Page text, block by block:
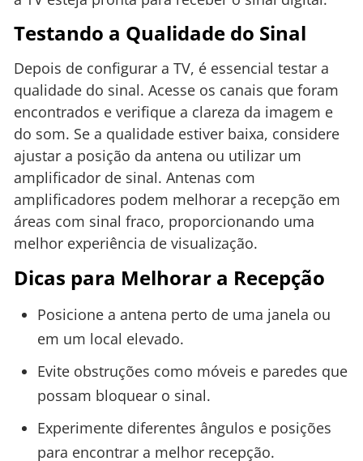
Testando a Qualidade do Sinal
Depois de configurar a TV, é essencial testar a
qualidade do sinal. Acesse os canais que foram
encontrados e verifique a clareza da imagem e
do som. Se a qualidade estiver baixa, considere
ajustar a posição da antena ou utilizar um
amplificador de sinal. Antenas com
amplificadores podem melhorar a recepção em
áreas com sinal fraco, proporcionando uma
melhor experiência de visualização.
Dicas para Melhorar a Recepção
Posicione a antena perto de uma janela ou
em um local elevado.
Evite obstruções como móveis e paredes que
possam bloquear o sinal.
Experimente diferentes ângulos e posições
para encontrar a melhor recepção.